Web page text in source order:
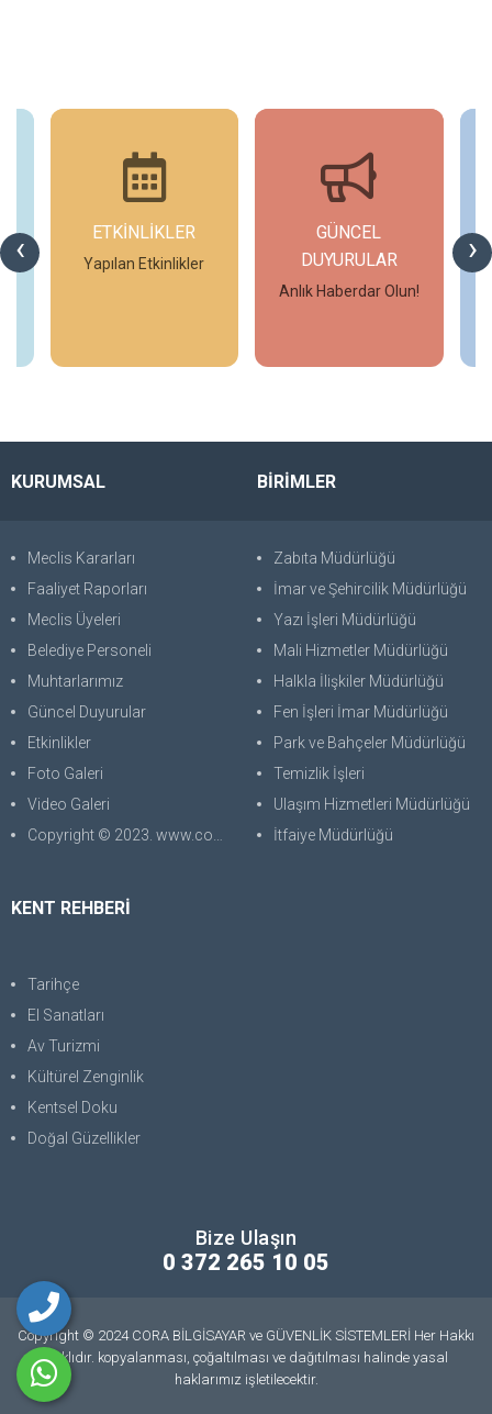
‹ ›
ETKİNLİKLER
Yapılan Etkinlikler
GÜNCEL
DUYURULAR
Anlık Haberdar Olun!
KURUMSAL
Meclis Kararları
Faaliyet Raporları
Meclis Üyeleri
Belediye Personeli
Muhtarlarımız
Güncel Duyurular
Etkinlikler
Foto Galeri
Video Galeri
Copyright © 2023. www.corabilgisayar.com Her Hakkı Saklıdır. kopyalanması, çoğaltılması ve dağıtılması halinde yasal haklarımız işletilecektir.
BİRİMLER
Zabıta Müdürlüğü
İmar ve Şehircilik Müdürlüğü
Yazı İşleri Müdürlüğü
Mali Hizmetler Müdürlüğü
Halkla İlişkiler Müdürlüğü
Fen İşleri İmar Müdürlüğü
Park ve Bahçeler Müdürlüğü
Temizlik İşleri
Ulaşım Hizmetleri Müdürlüğü
İtfaiye Müdürlüğü
KENT REHBERİ
Tarihçe
El Sanatları
Av Turizmi
Kültürel Zenginlik
Kentsel Doku
Doğal Güzellikler
Bize Ulaşın
0 372 265 10 05
Copyright © 2024 CORA BİLGİSAYAR ve GÜVENLİK SİSTEMLERİ Her Hakkı
Saklıdır. kopyalanması, çoğaltılması ve dağıtılması halinde yasal
haklarımız işletilecektir.